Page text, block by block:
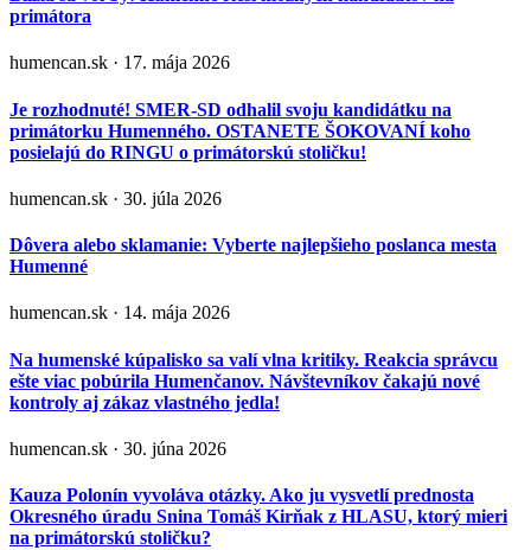
primátora
humencan.sk · 17. mája 2026
Je rozhodnuté! SMER-SD odhalil svoju kandidátku na
primátorku Humenného. OSTANETE ŠOKOVANÍ koho
posielajú do RINGU o primátorskú stoličku!
humencan.sk · 30. júla 2026
Dôvera alebo sklamanie: Vyberte najlepšieho poslanca mesta
Humenné
humencan.sk · 14. mája 2026
Na humenské kúpalisko sa valí vlna kritiky. Reakcia správcu
ešte viac pobúrila Humenčanov. Návštevníkov čakajú nové
kontroly aj zákaz vlastného jedla!
humencan.sk · 30. júna 2026
Kauza Polonín vyvoláva otázky. Ako ju vysvetlí prednosta
Okresného úradu Snina Tomáš Kirňak z HLASU, ktorý mieri
na primátorskú stoličku?